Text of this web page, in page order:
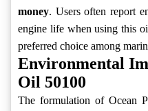
money. Users often report
engine life when using this
preferred choice among
Environmental
Oil 50100
The formulation of Ocean